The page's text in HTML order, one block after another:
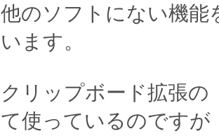
他のソフトにない機能
います。
クリップボード拡張の
て使っているのですが